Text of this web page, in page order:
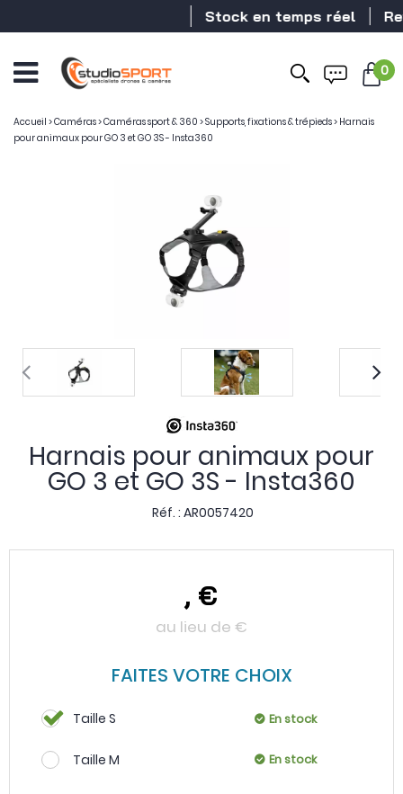
Stock en temps réel
0
Accueil >Caméras>Caméras sport & 360 >Supports, fixations & trépieds> Harnais
pour animaux pour GO 3 et GO 3S - Insta360
Harnais pour animaux pour
GO 3 et GO 3S - Insta360
Réf. : AR0057420
, €
au lieu de €
FAITES VOTRE CHOIX
Taille S En stock
Taille M En stock